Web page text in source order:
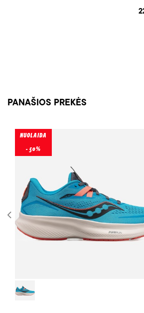
PANAŠIOS PREKĖS
NUOLAIDA
- 50%